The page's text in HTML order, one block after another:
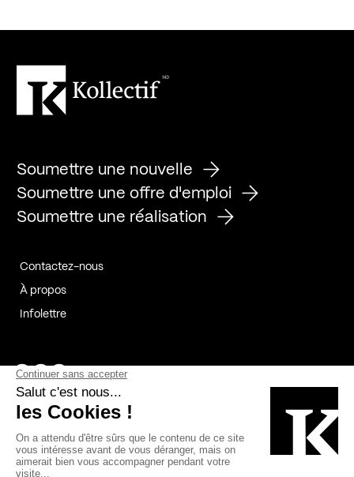
Soumettre une nouvelle
Soumettre une offre d'emploi
Soumettre une réalisation
Contactez-nous
À propos
Infolettre
Page Facebook de Kollectif
Page Instagram de Kollectif
Page Linkedin de Kollectif